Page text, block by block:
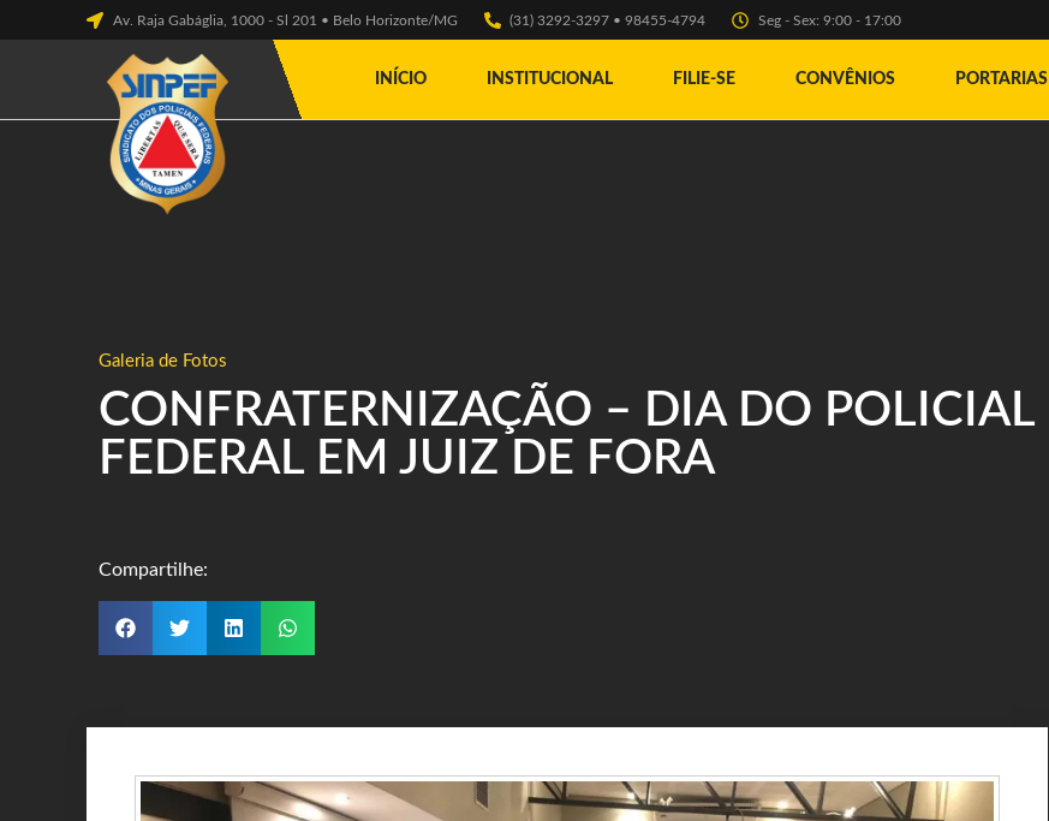
Av. Raja Gabáglia, 1000 - Sl 201 • Belo Horizonte/MG (31) 3292-3297 • 98455-4794 Seg - Sex: 9:00 - 17:00
INÍCIO INSTITUCIONAL FILIE-SE CONVÊNIOS PORTARIAS
Galeria de Fotos
CONFRATERNIZAÇÃO – DIA DO POLICIAL
FEDERAL EM JUIZ DE FORA
Compartilhe: